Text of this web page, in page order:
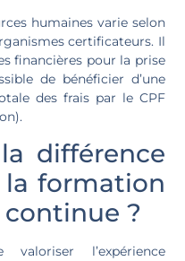
humaines varie selon
certificateurs. Il
financières pour la prise
de bénéficier d’une
des frais par le CPF
différence
la formation
?
l’expérience